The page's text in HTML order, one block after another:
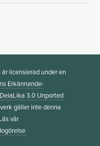
licensierad under en
Erkännande-
3.0 Unported
gäller inte denna
vår